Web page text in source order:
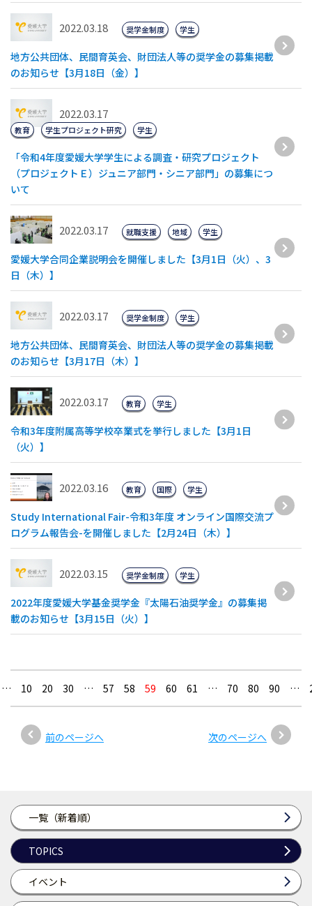
一覧（新着順）
TOPICS
イベント
2022.03.18
地方公共団体、民間育英会、財団法人等の奨学金の募集掲載
のお知らせ【3月18日（金）】
奨学金制度 学生
2022.03.17
「令和4年度愛媛大学学生による調査・研究プロジェクト
（プロジェクトＥ）ジュニア部門・シニア部門」の募集につ
いて
教育 学生プロジェクト研究 学生
2022.03.17
愛媛大学合同企業説明会を開催しました【3月1日（火）、3
日（木）】
就職支援 地域 学生
2022.03.17
地方公共団体、民間育英会、財団法人等の奨学金の募集掲載
のお知らせ【3月17日（木）】
奨学金制度 学生
2022.03.17
令和3年度附属高等学校卒業式を挙行しました【3月1日
（火）】
教育 学生
2022.03.16
Study International Fair-令和3年度 オンライン国際交流プ
ログラム報告会-を開催しました【2月24日（木）】
教育 国際 学生
2022.03.15
2022年度愛媛大学基金奨学金『太陽石油奨学金』の募集掲
載のお知らせ【3月15日（火）】
奨学金制度 学生
前のページへ
… 10 20 30 … 57 58 59 60 61 … 70 80 90 …
次のページへ